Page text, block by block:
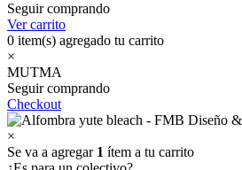
Seguir comprando
Ver carrito
0 item(s) agregado tu carrito
×
MUTMA
Seguir comprando
Checkout
×
Se va a agregar 1 ítem a tu carrito